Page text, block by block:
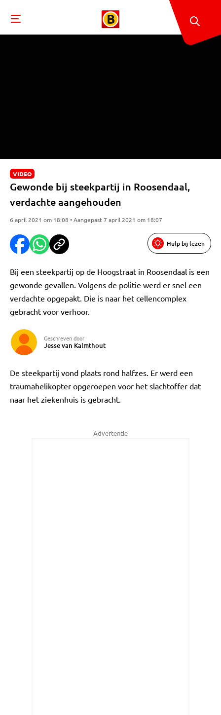
VIDEO
Gewonde bij steekpartij in Roosendaal,
verdachte aangehouden
6 april 2021 om 18:08 • Aangepast 7 april 2021 om 18:07
Hulp bij lezen
Bij een steekpartij op de Hoogstraat in Roosendaal is een
gewonde gevallen. Volgens de politie werd er snel een
verdachte opgepakt. Die is naar het cellencomplex
gebracht voor verhoor.
Geschreven door
Jesse van Kalmthout
De steekpartij vond plaats rond halfzes. Er werd een
traumahelikopter opgeroepen voor het slachtoffer dat
naar het ziekenhuis is gebracht.
Advertentie